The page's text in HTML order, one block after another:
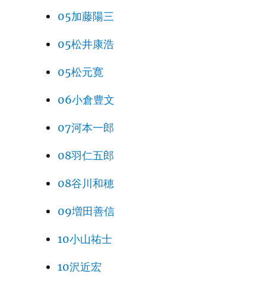
05加藤陽三
05松井康浩
05松元寛
06小倉豊文
07河本一郎
08羽仁五郎
08谷川和穂
09増田善信
10小山祐士
10沢近宏